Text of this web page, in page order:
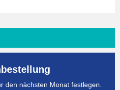
den nächsten Monat festlegen.